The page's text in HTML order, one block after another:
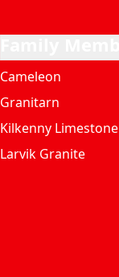
Cameleon
Granitarn
Kilkenny Limestone
Larvik Granite